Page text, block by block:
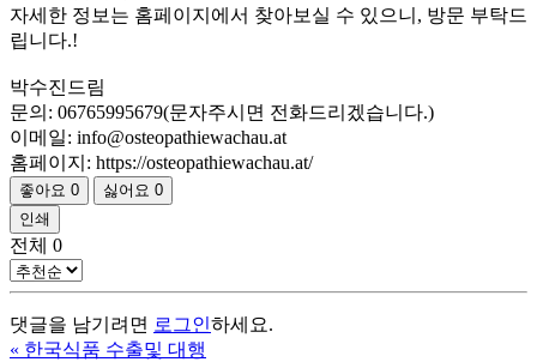
자세한 정보는 홈페이지에서 찾아보실 수 있으니, 방문 부탁드
립니다.!
박수진드림
문의: 06765995679(문자주시면 전화드리겠습니다.)
이메일: info@osteopathiewachau.at
홈페이지: https://osteopathiewachau.at/
좋아요 0 싫어요 0
인쇄
전체 0
댓글을 남기려면 로그인하세요.
« 한국식품 수출및 대행